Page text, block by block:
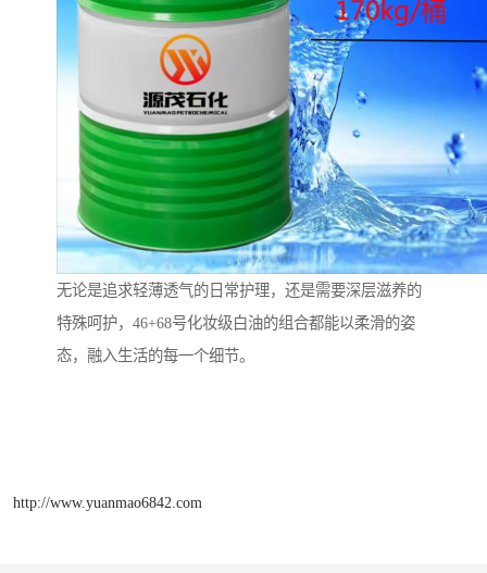
无论是追求轻薄透气的日常护理，还是需要深层滋养的
特殊呵护，46+68号化妆级白油的组合都能以柔滑的姿
态，融入生活的每一个细节。
http://www.yuanmao6842.com